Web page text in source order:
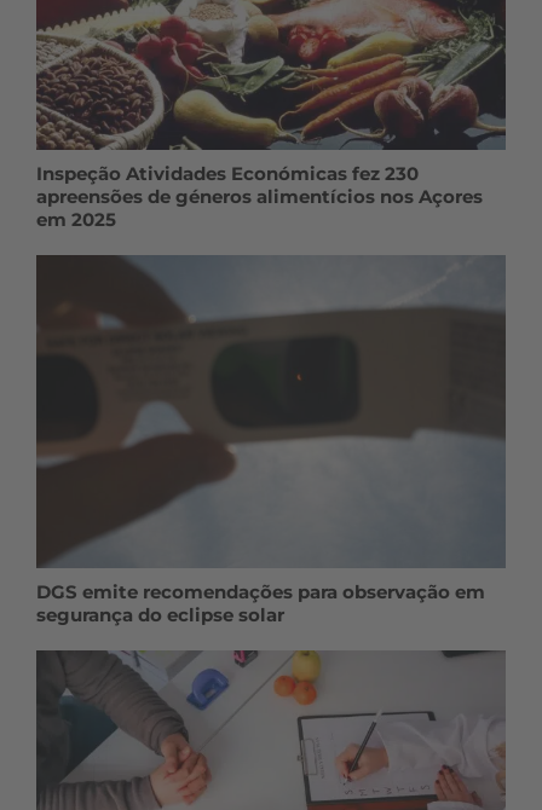
Inspeção Atividades Económicas fez 230
apreensões de géneros alimentícios nos Açores
em 2025
DGS emite recomendações para observação em
segurança do eclipse solar